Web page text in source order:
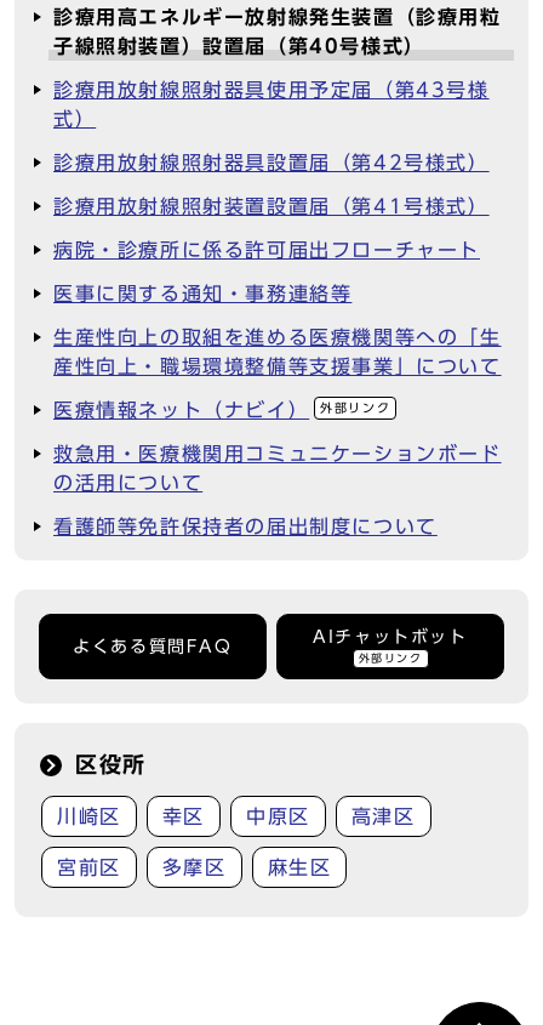
診療用高エネルギー放射線発生装置（診療用粒
子線照射装置）設置届（第40号様式）
診療用放射線照射器具使用予定届（第43号様
式）
診療用放射線照射器具設置届（第42号様式）
診療用放射線照射装置設置届（第41号様式）
病院・診療所に係る許可届出フローチャート
医事に関する通知・事務連絡等
生産性向上の取組を進める医療機関等への「生
産性向上・職場環境整備等支援事業」について
医療情報ネット（ナビイ） 外部リンク
救急用・医療機関用コミュニケーションボード
の活用について
看護師等免許保持者の届出制度について
よくある質問FAQ
AIチャットボット
外部リンク
区役所
川崎区 幸区 中原区 高津区
宮前区 多摩区 麻生区